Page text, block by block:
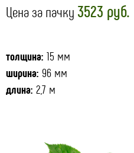
Цена за пачку 3523 руб.
толщина: 15 мм
ширина: 96 мм
длина: 2,7 м